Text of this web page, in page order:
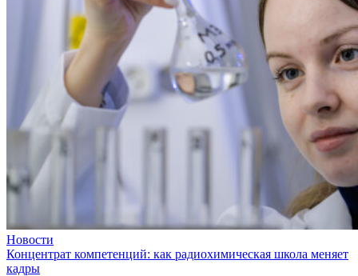
Новости
Концентрат компетенций: как радиохимическая школа меняет
кадры